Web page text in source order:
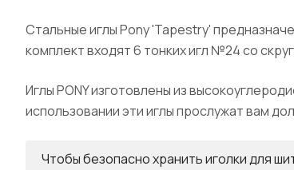
Стальные иглы Pony 'Tapestry'
комплект входят 6 тонких игл №24 со
Иглы PONY изготовлены из
использовании эти иглы прослужат вам
Чтобы безопасно хранить иголки для